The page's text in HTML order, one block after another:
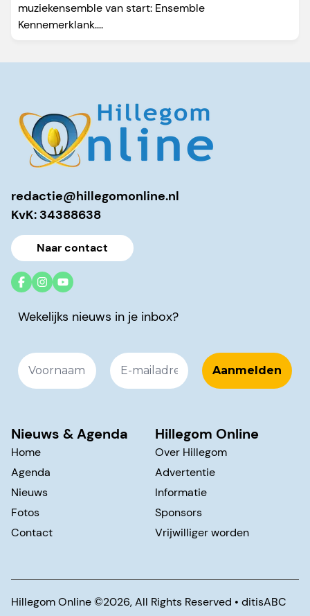
muziekensemble van start: Ensemble
Kennemerklank....
redactie@hillegomonline.nl
KvK: 34388638
Naar contact
Wekelijks nieuws in je inbox?
Nieuws & Agenda
Home
Agenda
Nieuws
Fotos
Contact
Hillegom Online
Over Hillegom
Advertentie
Informatie
Sponsors
Vrijwilliger worden
Hillegom Online ©️2026, All Rights Reserved • ditisABC